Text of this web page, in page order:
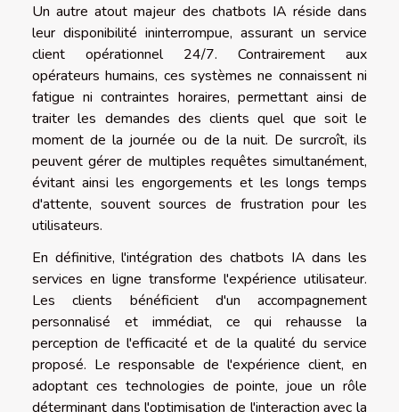
Un autre atout majeur des chatbots IA réside dans
leur disponibilité ininterrompue, assurant un service
client opérationnel 24/7. Contrairement aux
opérateurs humains, ces systèmes ne connaissent ni
fatigue ni contraintes horaires, permettant ainsi de
traiter les demandes des clients quel que soit le
moment de la journée ou de la nuit. De surcroît, ils
peuvent gérer de multiples requêtes simultanément,
évitant ainsi les engorgements et les longs temps
d'attente, souvent sources de frustration pour les
utilisateurs.
En définitive, l'intégration des chatbots IA dans les
services en ligne transforme l'expérience utilisateur.
Les clients bénéficient d'un accompagnement
personnalisé et immédiat, ce qui rehausse la
perception de l'efficacité et de la qualité du service
proposé. Le responsable de l'expérience client, en
adoptant ces technologies de pointe, joue un rôle
déterminant dans l'optimisation de l'interaction avec la